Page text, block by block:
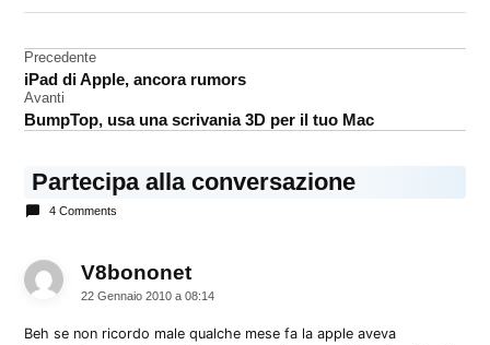
energia
solare
Navigazione
articoli
Precedente
iPad di Apple, ancora rumors
Avanti
BumpTop, usa una scrivania 3D per il tuo Mac
Partecipa alla conversazione
4 Comments
V8bononetdice:
22 Gennaio 2010 a 08:14
Beh se non ricordo male qualche mese fa la apple aveva